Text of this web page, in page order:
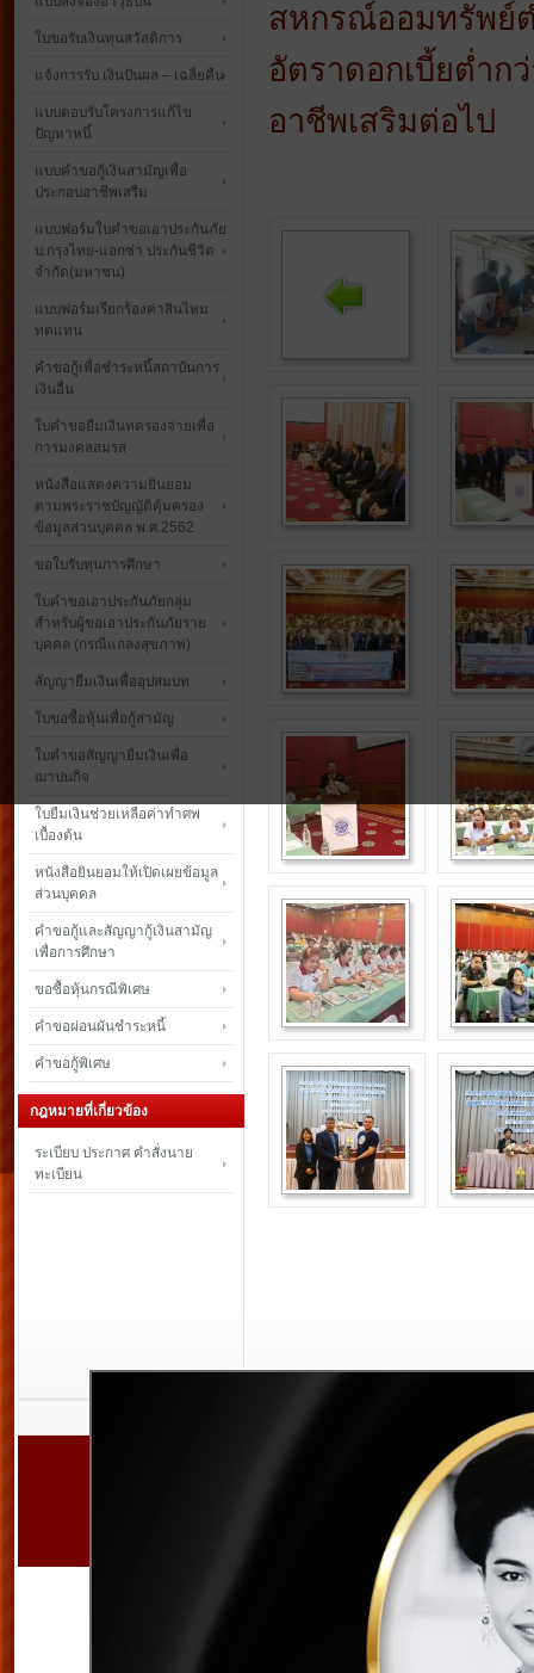
สหกรณ์ออมทรัพย์
อัตราดอกเบี้ยต่ำก
อาชีพเสริมต่อไป
ใบขอรับเงินทุนสวัสดิการ
แจ้งการรับ เงินปันผล – เฉลี่ยคืน
แบบตอบรับโครงการแก้ไข
ปัญหาหนี้
แบบคำขอกู้เงินสามัญเพื่อ
ประกอบอาชีพเสรืม
แบบฟอร์มใบคำขอเอาประกันภัย
บ.กรุงไทย-แอกซ่า ประกันชีวิต
จำกัด(มหาชน)
แบบฟอร์มเรียกร้องค่าสินไหม
ทดแทน
คำขอกู้เพื่อชำระหนี้สถาบันการ
เงินอื่น
ใบคำขอยืมเงินทดรองจ่ายเพื่อ
การมงคลสมรส
หนังสือแสดงความยินยอม
ตามพระราชบัญญัติคุ้มครอง
ข้อมูลส่วนบุคคล พ.ศ.2562
ขอใบรับทุนการศึกษา
ใบคำขอเอาประกันภัยกลุ่ม
สำหรับผู้ขอเอาประกันภัยราย
บุคคล (กรณีแถลงสุขภาพ)
สัญญายืมเงินเพื่ออุปสมบท
ใบขอซื้อหุ้นเพื่อกู้สามัญ
ใบคำขอสัญญายืมเงินเพื่อ
ฌาปนกิจ
ใบยืมเงินช่วยเหลือค่าทำศพ
เบื้องต้น
หนังสือยินยอมให้เปิดเผยข้อมูล
ส่วนบุคคล
คำขอกู้และสัญญากู้เงินสามัญ
เพื่อการศึกษา
ขอซื้อหุ้นกรณีพิเศษ
คำขอผ่อนผันชำระหนี้
คำขอกู้พิเศษ
กฎหมายที่เกี่ยวข้อง
ระเบียบ ประกาศ คำสั่งนาย
ทะเบียน
สหกรณ์ออม
เลขที่ 128/4 หมู่ 10
จัง
Copyright © 2011.